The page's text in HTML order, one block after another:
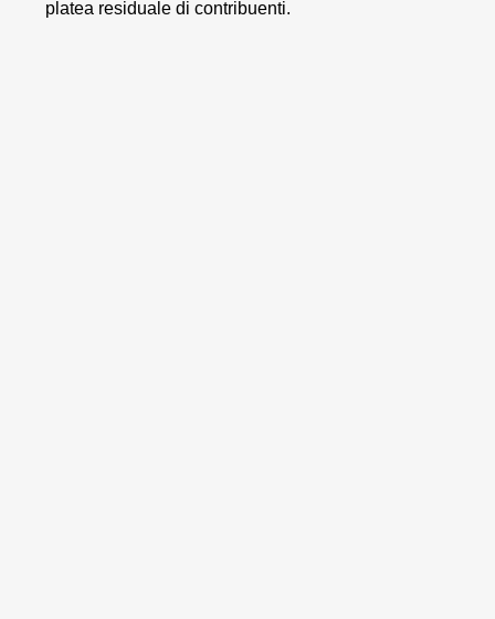
platea residuale di contribuenti.